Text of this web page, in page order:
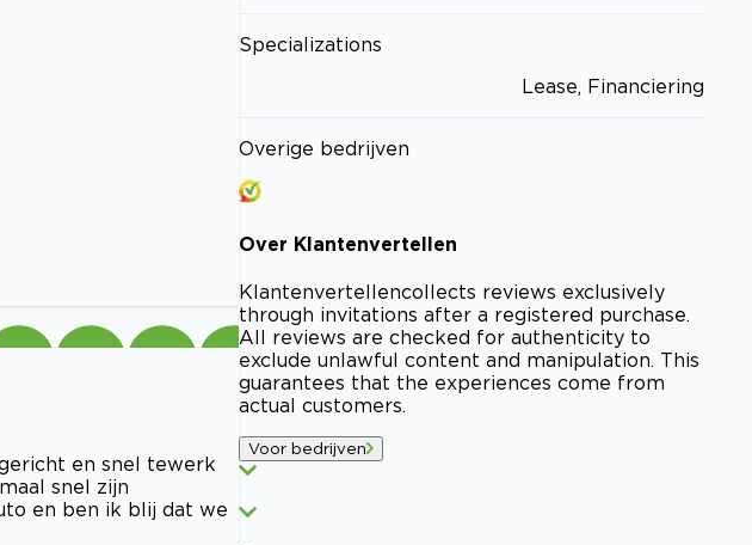
en snel tewerk
snel zijn
en ben ik blij dat we
Specializations
Lease, Financiering
Overige bedrijven
Over Klantenvertellen
Klantenvertellencollects reviews exclusively
through invitations after a registered purchase.
All reviews are checked for authenticity to
exclude unlawful content and manipulation. This
guarantees that the experiences come from
actual customers.
Voor bedrijven